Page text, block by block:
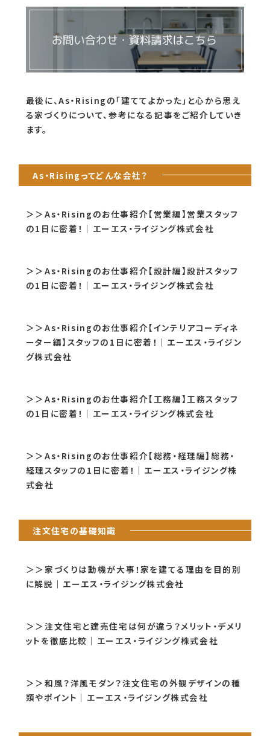
最後に、As・Risingの「建ててよかった」と心から思え
る家づくりについて、参考になる記事をご紹介していき
ます。
As・Risingってどんな会社？
＞＞As・Risingのお仕事紹介【営業編】営業スタッフ
の1日に密着！｜エーエス・ライジング株式会社
＞＞As・Risingのお仕事紹介【設計編】設計スタッフ
の1日に密着！｜エーエス・ライジング株式会社
＞＞As・Risingのお仕事紹介【インテリアコーディネ
ーター編】スタッフの1日に密着！｜エーエス・ライジン
グ株式会社
＞＞As・Risingのお仕事紹介【工務編】工務スタッフ
の1日に密着！｜エーエス・ライジング株式会社
＞＞As・Risingのお仕事紹介【総務・経理編】総務・
経理スタッフの1日に密着！｜エーエス・ライジング株
式会社
注文住宅の基礎知識
＞＞家づくりは動機が大事！家を建てる理由を目的別
に解説｜エーエス・ライジング株式会社
＞＞注文住宅と建売住宅は何が違う？メリット・デメリ
ットを徹底比較｜エーエス・ライジング株式会社
＞＞和風？洋風モダン？注文住宅の外観デザインの種
類やポイント｜エーエス・ライジング株式会社